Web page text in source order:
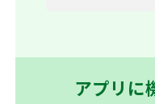
アプリに